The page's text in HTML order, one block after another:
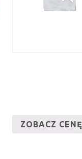
ZOBACZ CENĘ